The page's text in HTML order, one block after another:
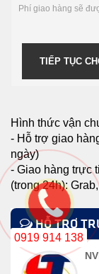
Phí giao hàng sẽ
TIẾP TỤC
Hình thức vận
- Hỗ trợ giao
ngày)
- Giao hàng trực
(trong 24h):
HỖ TRỢ
0919 914 138